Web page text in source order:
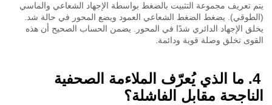
تعريف مجموعة التثبيت بالضغط بواسطة الإجهاد الشعاعي والماسي
يضغط الضغط الشعاعي العمود ويضع المحور في حالة شد.
الإجهاد الدائري شدًا في المحور. يضمن الحساب الصحيح أن هذه
تخلق وصلة قوية ودائمة.
ما الذي يُعرّف الملاءمة الصحفية
مقابل الفاشلة؟